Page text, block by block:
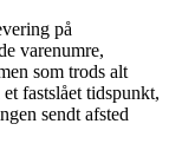
på
varenumre,
som trods alt
fastslået tidspunkt,
sendt afsted